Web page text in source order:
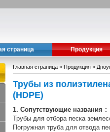
страница Продукция
Главная страница » Продукция »
Трубы из
(HDPE)
1. Сопутствующие названия：
Трубы для отбора песка
Погружная труба для отвода